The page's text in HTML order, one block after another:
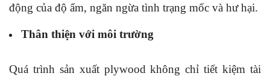
động của độ ẩm, ngăn ngừa tình trạng mốc và hư hại.
Thân thiện với môi trường
Quá trình sản xuất plywood không chỉ tiết kiệm tài